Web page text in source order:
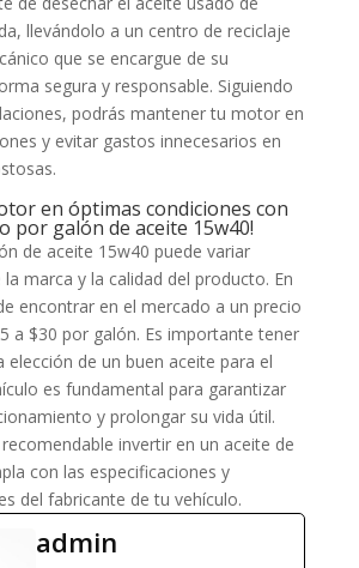
llevándolo a un centro de reciclaje
que se encargue de su
segura y responsable. Siguiendo
podrás mantener tu motor en
y evitar gastos innecesarios en
en óptimas condiciones con
por galón de aceite 15w40!
de aceite 15w40 puede variar
marca y la calidad del producto. En
encontrar en el mercado a un precio
a $30 por galón. Es importante tener
elección de un buen aceite para el
es fundamental para garantizar
y prolongar su vida útil.
invertir en un aceite de
con las especificaciones y
del fabricante de tu vehículo.
admin